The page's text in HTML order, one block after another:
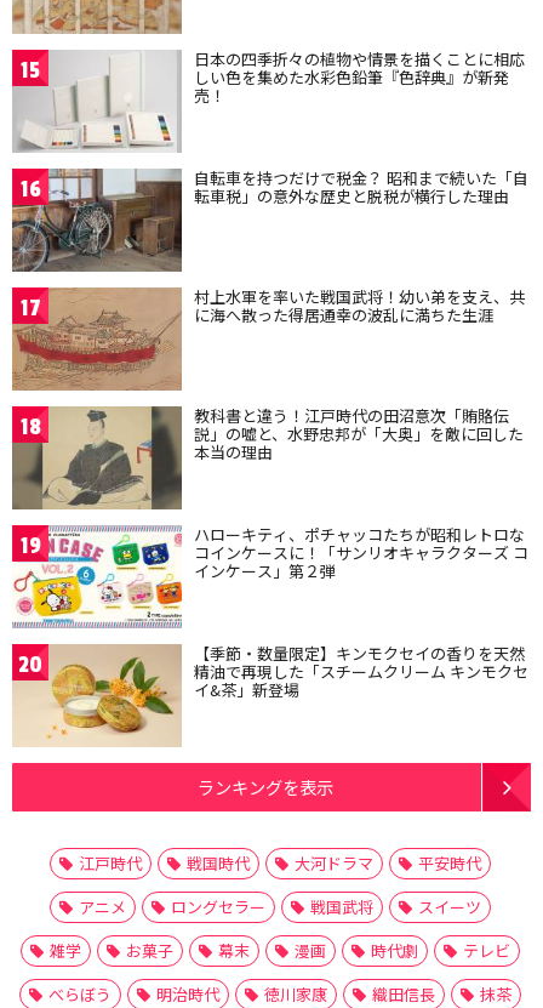
15 日本の四季折々の植物や情景を描くことに相応
しい色を集めた水彩色鉛筆『色辞典』が新発
売！
16 自転車を持つだけで税金？ 昭和まで続いた「自
転車税」の意外な歴史と脱税が横行した理由
17 村上水軍を率いた戦国武将！幼い弟を支え、共
に海へ散った得居通幸の波乱に満ちた生涯
18 教科書と違う！江戸時代の田沼意次「賄賂伝
説」の嘘と、水野忠邦が「大奥」を敵に回した
本当の理由
19 ハローキティ、ポチャッコたちが昭和レトロな
コインケースに！「サンリオキャラクターズ コ
インケース」第２弾
20 【季節・数量限定】キンモクセイの香りを天然
精油で再現した「スチームクリーム キンモクセ
イ&茶」新登場
ランキングを表示
江戸時代 戦国時代 大河ドラマ
平安時代
アニメ
ロングセラー 戦国武将
スイーツ
雑学
お菓子 幕末 漫画 時代劇
テレビ
べらぼう
明治時代 徳川家康 織田信長
抹茶